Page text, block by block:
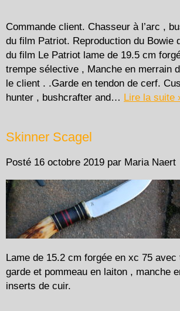
Commande client. Chasseur à l’arc ,
du film Patriot. Reproduction du Bowie
du film Le Patriot lame de 19.5 cm
trempe sélective , Manche en merrain
le client . .Garde en tendon de cerf.
hunter , bushcrafter and… Lire la suite
Skinner Scagel
Posté 16 octobre 2019 par Maria Naert
Lame de 15.2 cm forgée en xc 75
garde et pommeau en laiton , manche
inserts de cuir.